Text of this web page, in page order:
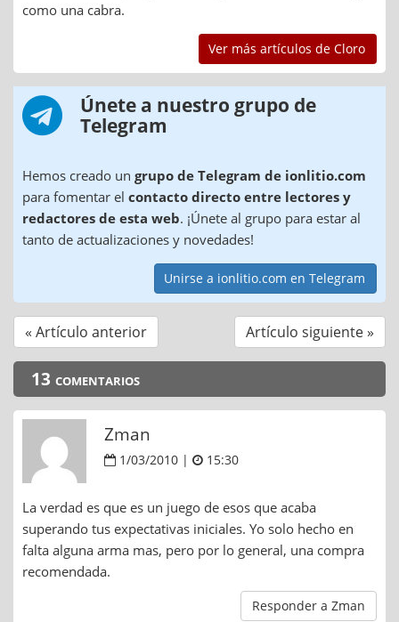
como una cabra.
Ver más artículos de Cloro
Únete a nuestro grupo de
Telegram
Hemos creado un grupo de Telegram de ionlitio.com
para fomentar el contacto directo entre lectores y
redactores de esta web. ¡Únete al grupo para estar al
tanto de actualizaciones y novedades!
Unirse a ionlitio.com en Telegram
« Artículo anterior Artículo siguiente »
13 comentarios
Zman
1/03/2010 | 15:30
La verdad es que es un juego de esos que acaba
superando tus expectativas iniciales. Yo solo hecho en
falta alguna arma mas, pero por lo general, una compra
recomendada.
Responder a Zman